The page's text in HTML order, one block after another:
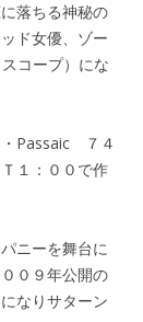
落ちる神秘の
ド女優、ゾー
コープ）にな
Passaic ７４
１：００で作
ニーを舞台に
０９年公開の
なりサターン